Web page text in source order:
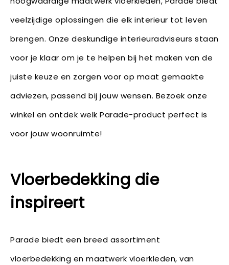
veelzijdige oplossingen die elk interieur tot leven
brengen. Onze deskundige interieuradviseurs staan
voor je klaar om je te helpen bij het maken van de
juiste keuze en zorgen voor op maat gemaakte
adviezen, passend bij jouw wensen. Bezoek onze
winkel en ontdek welk Parade-product perfect is
voor jouw woonruimte!
Vloerbedekking die
inspireert
Parade biedt een breed assortiment
vloerbedekking en maatwerk vloerkleden, van